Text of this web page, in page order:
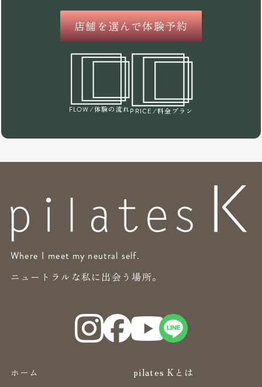
店舗を選んで体験予約
FLOW /体験の流れPRICE /料金プラン
Where I meet my neutral self.
ニュートラルな私に出会う場所。
ホーム
pilates Kとは